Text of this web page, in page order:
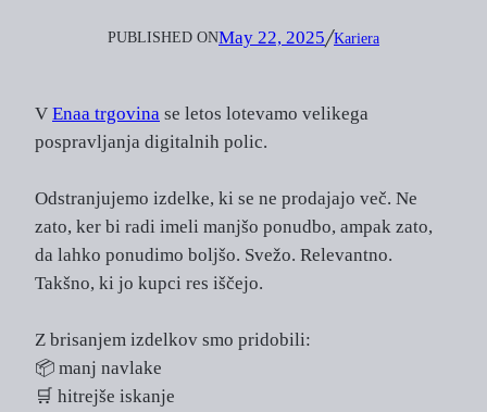
PUBLISHED ONMay 22, 2025╱Kariera
V Enaa trgovina se letos lotevamo velikega
pospravljanja digitalnih polic.
Odstranjujemo izdelke, ki se ne prodajajo več. Ne
zato, ker bi radi imeli manjšo ponudbo, ampak zato,
da lahko ponudimo boljšo. Svežo. Relevantno.
Takšno, ki jo kupci res iščejo.
Z brisanjem izdelkov smo pridobili:
📦 manj navlake
🛒 hitrejše iskanje